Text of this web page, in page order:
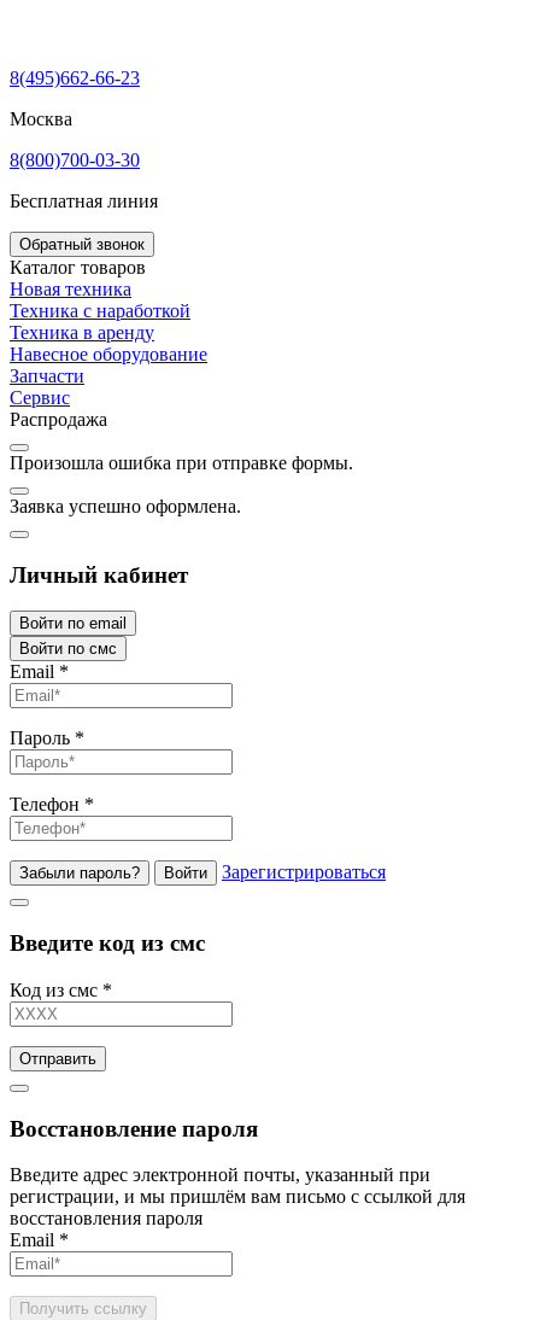
8(495)662-66-23
Москва
8(800)700-03-30
Бесплатная линия
Обратный звонок
Каталог товаров
Новая техника
Техника с наработкой
Техника в аренду
Навесное оборудование
Запчасти
Сервис
Распродажа
Произошла ошибка при отправке формы.
Заявка успешно оформлена.
Личный кабинет
Войти по email
Войти по смс
Email *
Пароль *
Телефон *
Забыли пароль? Войти Зарегистрироваться
Введите код из смс
Код из смс *
Отправить
Восстановление пароля
Введите адрес электронной почты, указанный при
регистрации, и мы пришлём вам письмо с ссылкой для
восстановления пароля
Email *
Получить ссылку